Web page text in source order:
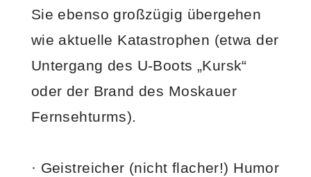
Sie ebenso großzügig übergehen
wie aktuelle Katastrophen (etwa der
Untergang des U-Boots „Kursk“
oder der Brand des Moskauer
Fernsehturms).
· Geistreicher (nicht flacher!) Humor